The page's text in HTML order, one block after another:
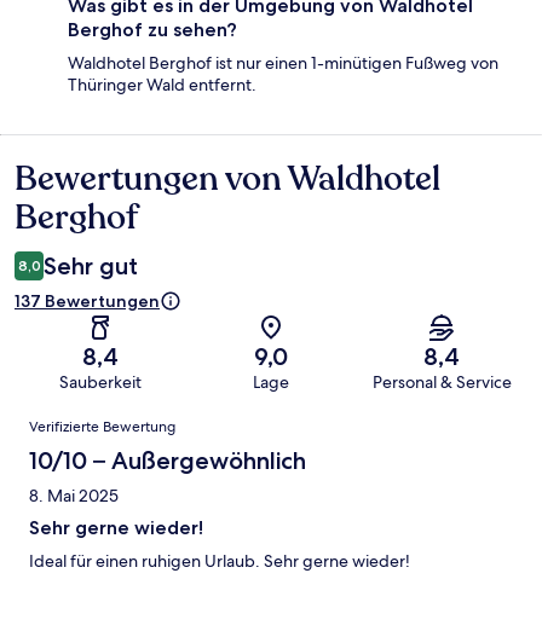
Was gibt es in der Umgebung von Waldhotel
Berghof zu sehen?
Waldhotel Berghof ist nur einen 1-minütigen Fußweg von
Thüringer Wald entfernt.
Bewertungen
Bewertungen von Waldhotel
Berghof
8,0 Sehr gut
137 Bewertungen
8,4
Sauberkeit
9,0
Lage
8,4
Personal & Service
Bewertungen
Verifizierte Bewertung
10/10 – Außergewöhnlich
8. Mai 2025
Sehr gerne wieder!
Ideal für einen ruhigen Urlaub. Sehr gerne wieder!